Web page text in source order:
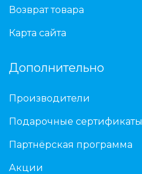
Возврат товара
Карта сайта
Дополнительно
Производители
Подарочные сертификаты
Партнёрская программа
Акции